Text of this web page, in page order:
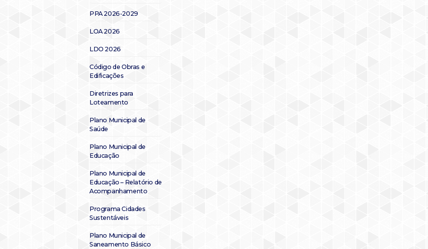
PPA 2026-2029
LOA 2026
LDO 2026
Código de Obras e
Edificações
Diretrizes para
Loteamento
Plano Municipal de
Saúde
Plano Municipal de
Educação
Plano Municipal de
Educação – Relatório de
Acompanhamento
Programa Cidades
Sustentáveis
Plano Municipal de
Saneamento Básico